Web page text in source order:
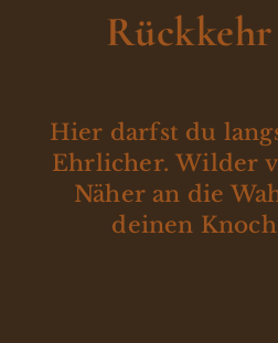
Hier darfst du
Ehrlicher. Wilder
Näher an die
deinen